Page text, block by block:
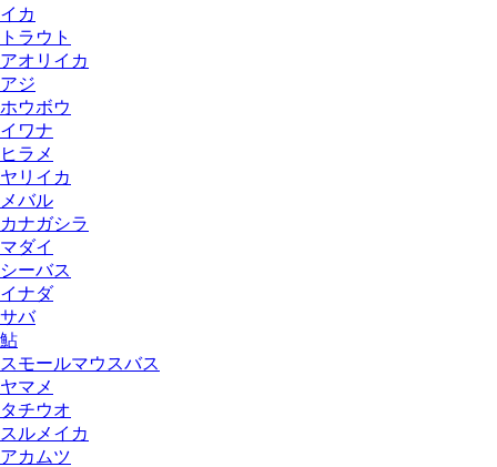
イカ
トラウト
アオリイカ
アジ
ホウボウ
イワナ
ヒラメ
ヤリイカ
メバル
カナガシラ
マダイ
シーバス
イナダ
サバ
鮎
スモールマウスバス
ヤマメ
タチウオ
スルメイカ
アカムツ